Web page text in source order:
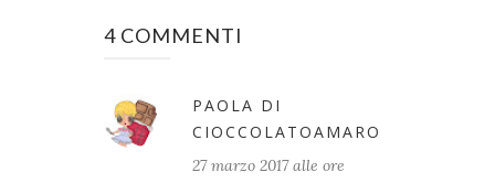
4 COMMENTI
PAOLA DI
CIOCCOLATOAMARO
27 marzo 2017 alle ore